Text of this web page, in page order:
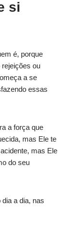
si
é, porque
ou
a se
essas
a força que
mas Ele te
mas Ele
do seu
a dia, nas